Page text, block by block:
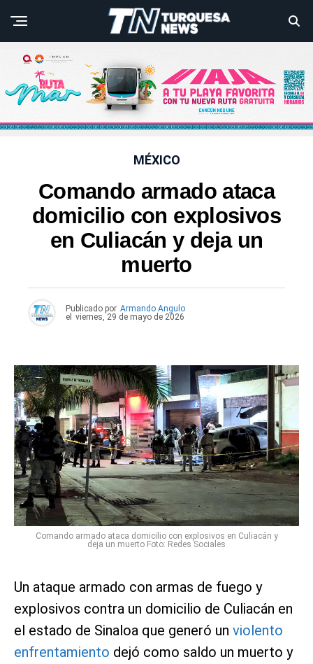
MÉXICO
Comando armado ataca
domicilio con explosivos
en Culiacán y deja un
muerto
Publicado por Armando Angulo
el viernes, 29 de mayo de 2026
Comando armado ataca domicilio con explosivos en Culiacán y
deja un muerto Foto: Redes Sociales
Un ataque armado con armas de fuego y
explosivos contra un domicilio de Culiacán en
el estado de Sinaloa que generó un violento
enfrentamiento dejó como saldo un muerto y